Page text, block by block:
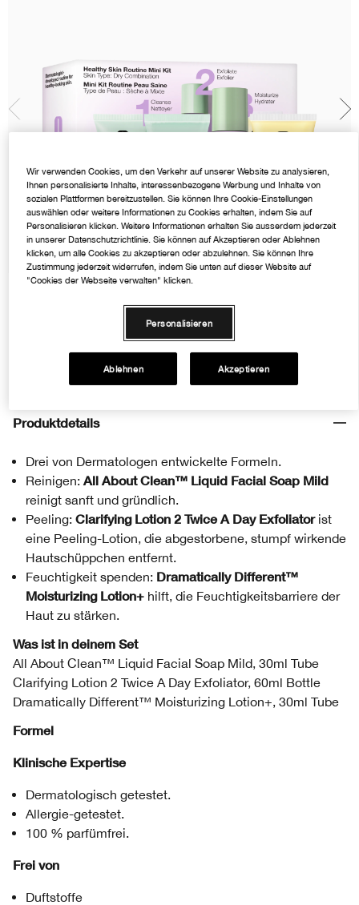
Alpha-Hydroxysäuren
Dramatically Different™
Zum Warenkorb hinzufügen
Produktdetails
Drei von Dermatologen entwickelte Formeln.
Reinigen: All About Clean™ Liquid Facial Soap Mild
reinigt sanft und gründlich.
Peeling: Clarifying Lotion 2 Twice A Day Exfoliatorist
eine Peeling-Lotion, die abgestorbene, stumpf wirkende
Hautschüppchen entfernt.
Feuchtigkeit spenden: Dramatically Different™
Moisturizing Lotion+ hilft, die Feuchtigkeitsbarriere der
Haut zu stärken.
Was ist in deinem Set
All About Clean™ Liquid Facial Soap Mild, 30ml Tube
Clarifying Lotion 2 Twice A Day Exfoliator, 60ml Bottle
Dramatically Different™ Moisturizing Lotion+, 30ml Tube
Formel
Klinische Expertise
Dermatologisch getestet.
Allergie-getestet.
100 % parfümfrei.
Frei von
Duftstoffe
Wir verwenden Cookies, um den Verkehr auf unserer Website zu analysieren,
Ihnen personalisierte Inhalte, interessenbezogene Werbung und Inhalte von
sozialen Plattformen bereitzustellen. Sie können Ihre Cookie-Einstellungen
auswählen oder weitere Informationen zu Cookies erhalten, indem Sie auf
Personalisieren klicken. Weitere Informationen erhalten Sie ausserdem jederzeit
in unserer Datenschutzrichtlinie. Sie können auf Akzeptieren oder Ablehnen
klicken, um alle Cookies zu akzeptieren oder abzulehnen. Sie können Ihre
Zustimmung jederzeit widerrufen, indem Sie unten auf dieser Website auf
"Cookies der Webseite verwalten" klicken.
Personalisieren
Ablehnen Akzeptieren